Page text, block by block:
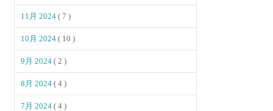
11月 2024( 7 )
10月 2024( 10 )
9月 2024( 2 )
8月 2024( 4 )
7月 2024( 4 )